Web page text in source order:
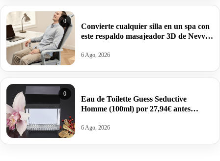
0
Convierte cualquier silla en un spa con
este respaldo masajeador 3D de Nevvue
6 Ago, 2026
0
Eau de Toilette Guess Seductive
Homme (100ml) por 27,94€ antes
6 Ago, 2026